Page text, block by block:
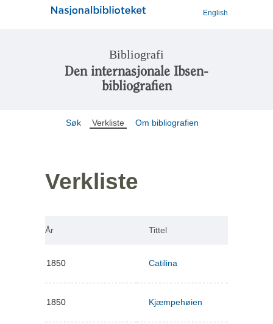
English
Bibliografi
Den internasjonale Ibsen-
bibliografien
Søk Verkliste Om bibliografien
Verkliste
År Tittel
1850 Catilina
1850 Kjæmpehøien